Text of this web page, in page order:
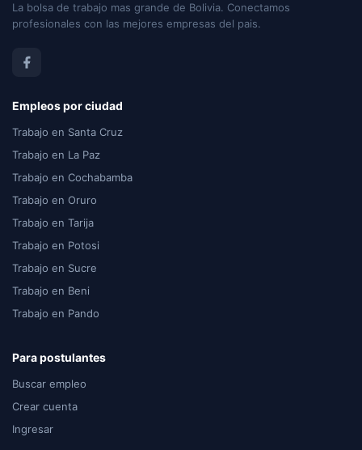
La bolsa de trabajo mas grande de Bolivia. Conectamos
profesionales con las mejores empresas del pais.
Empleos por ciudad
Trabajo en Santa Cruz
Trabajo en La Paz
Trabajo en Cochabamba
Trabajo en Oruro
Trabajo en Tarija
Trabajo en Potosi
Trabajo en Sucre
Trabajo en Beni
Trabajo en Pando
Para postulantes
Buscar empleo
Crear cuenta
Ingresar